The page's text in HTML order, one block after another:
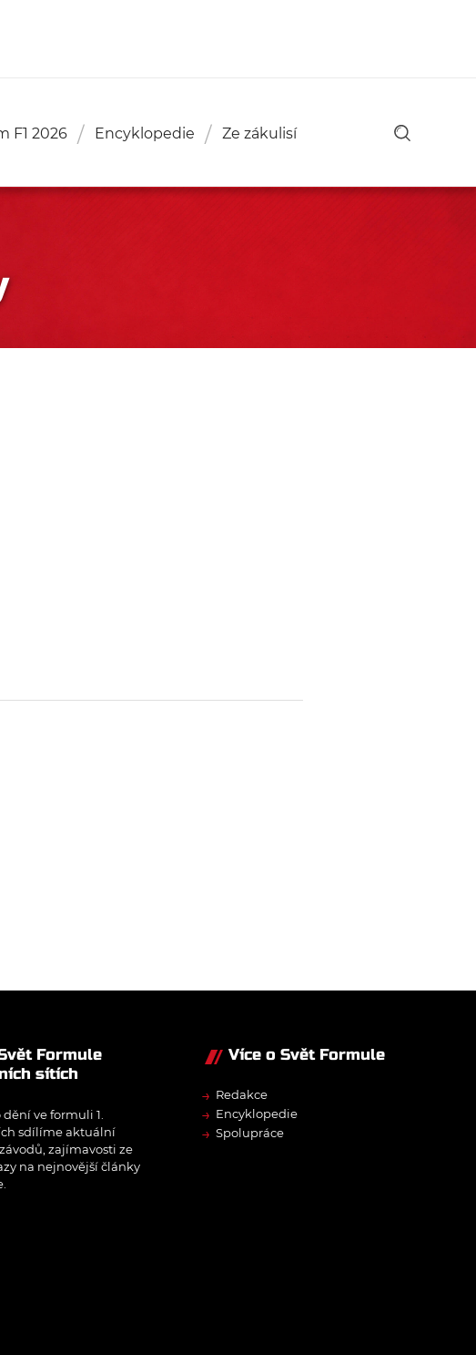
F1 2026 Encyklopedie Ze zákulisí
Formule
sítích
ve formuli 1.
sdílíme aktuální
zajímavosti ze
na nejnovější články
Více o Svět Formule
→ Redakce
→ Encyklopedie
→ Spolupráce